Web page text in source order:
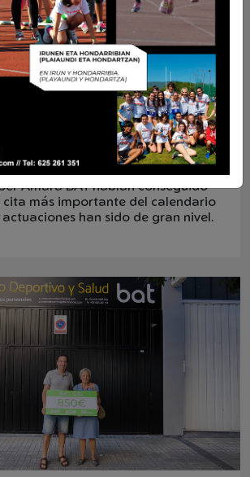
DE NUESTROS
EN EL CAMPEONATO
ABSOLUTO CON
DE EUSKADI EN EL
27-07-2026
del 24 al 26 de julio el
España Absoluto al aire libre. 15
Amara BAT habían conseguido
más importante del calendario
han sido de gran nivel.